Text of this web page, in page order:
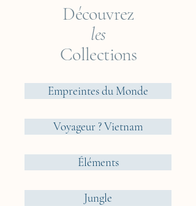
Découvrez
les
Collections
Empreintes du Monde
Voyageur ? Vietnam
Éléments
Jungle